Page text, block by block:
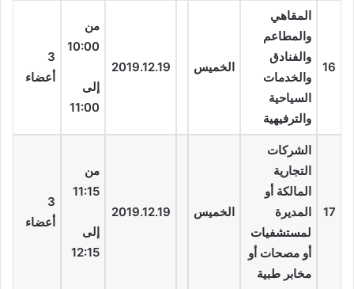
16
المقاهي
والمطاعم
والفنادق
والخدمات
السياحية
والترفيهية
الخميس 2019.12.19
من
10:00
إلى
11:00
3
أعضاء
17
الشركات
التجارية
المالكة أو
المديرة
لمستشفيات
أو مصحات أو
مخابر طبية
الخميس 2019.12.19
من
11:15
إلى
12:15
3
أعضاء